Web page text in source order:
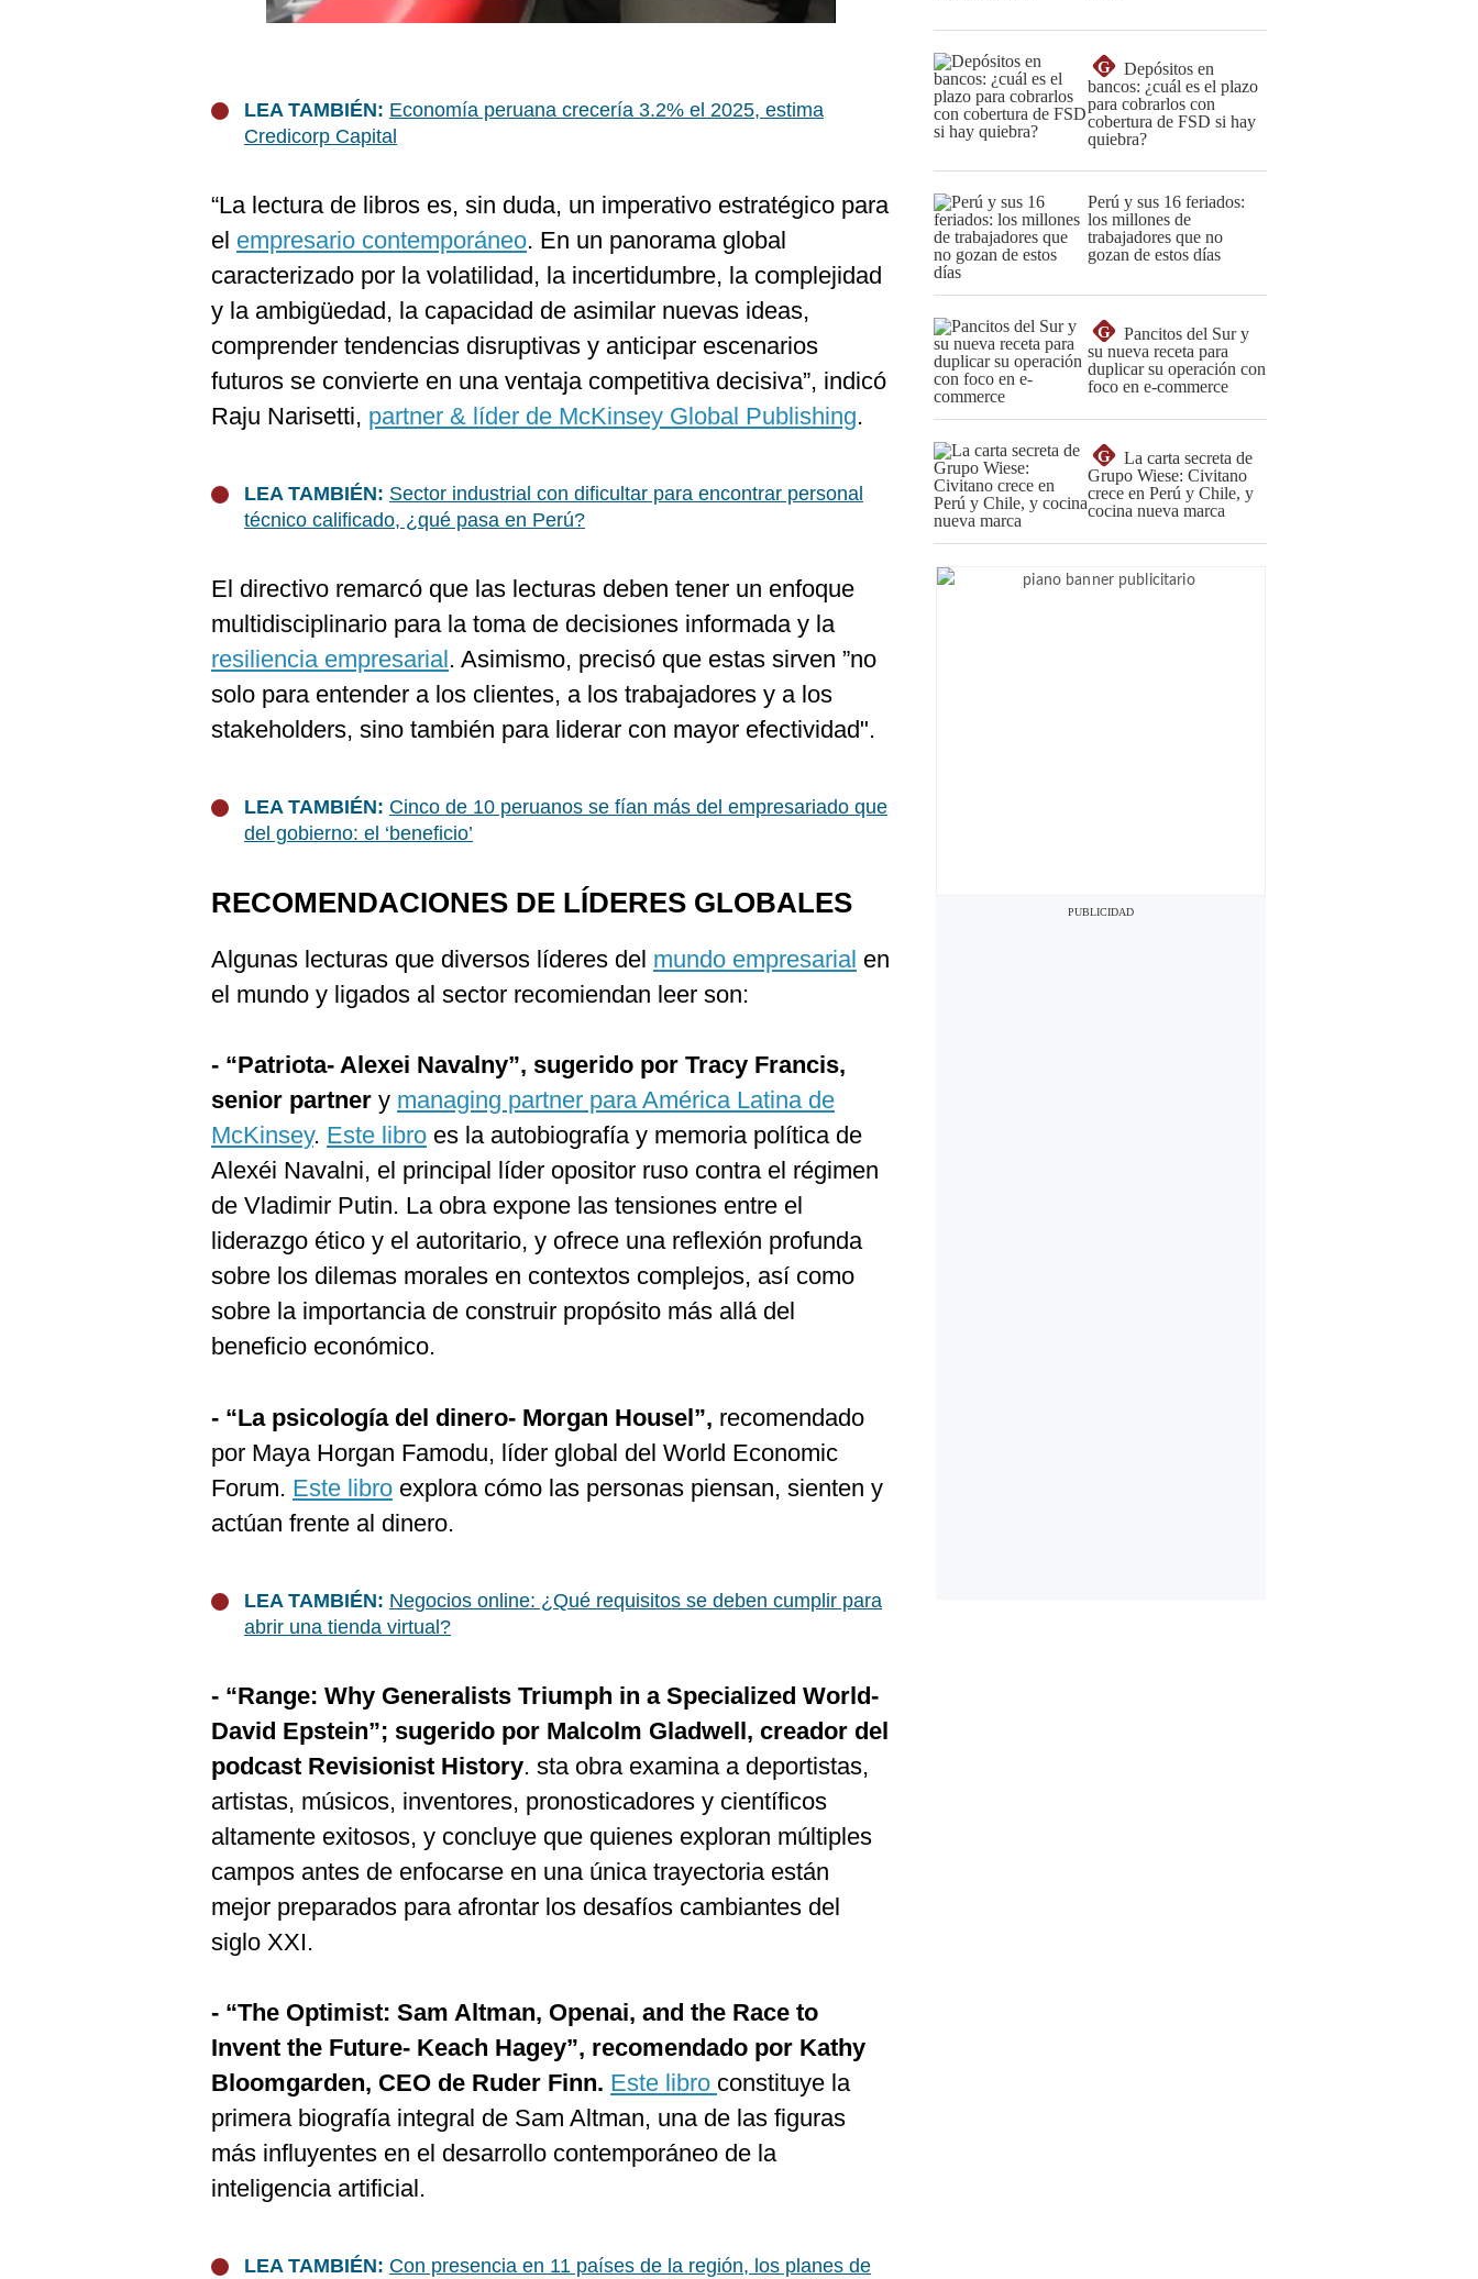
LEA TAMBIÉN: Economía peruana crecería 3.2% el 2025, estima
Credicorp Capital
“La lectura de libros es, sin duda, un imperativo estratégico para
el empresario contemporáneo. En un panorama global
caracterizado por la volatilidad, la incertidumbre, la complejidad
y la ambigüedad, la capacidad de asimilar nuevas ideas,
comprender tendencias disruptivas y anticipar escenarios
futuros se convierte en una ventaja competitiva decisiva”, indicó
Raju Narisetti, partner & líder de McKinsey Global Publishing.
LEA TAMBIÉN: Sector industrial con dificultar para encontrar personal
técnico calificado, ¿qué pasa en Perú?
El directivo remarcó que las lecturas deben tener un enfoque
multidisciplinario para la toma de decisiones informada y la
resiliencia empresarial. Asimismo, precisó que estas sirven ”no
solo para entender a los clientes, a los trabajadores y a los
stakeholders, sino también para liderar con mayor efectividad".
LEA TAMBIÉN: Cinco de 10 peruanos se fían más del empresariado que
del gobierno: el ‘beneficio’
RECOMENDACIONES DE LÍDERES GLOBALES
Algunas lecturas que diversos líderes del mundo empresarial en
el mundo y ligados al sector recomiendan leer son:
- “Patriota- Alexei Navalny”, sugerido por Tracy Francis,
senior partner y managing partner para América Latina de
McKinsey. Este libro es la autobiografía y memoria política de
Alexéi Navalni, el principal líder opositor ruso contra el régimen
de Vladimir Putin. La obra expone las tensiones entre el
liderazgo ético y el autoritario, y ofrece una reflexión profunda
sobre los dilemas morales en contextos complejos, así como
sobre la importancia de construir propósito más allá del
beneficio económico.
- “La psicología del dinero- Morgan Housel”, recomendado
por Maya Horgan Famodu, líder global del World Economic
Forum. Este libro explora cómo las personas piensan, sienten y
actúan frente al dinero.
LEA TAMBIÉN: Negocios online: ¿Qué requisitos se deben cumplir para
abrir una tienda virtual?
- “Range: Why Generalists Triumph in a Specialized World-
David Epstein”; sugerido por Malcolm Gladwell, creador del
podcast Revisionist History. sta obra examina a deportistas,
artistas, músicos, inventores, pronosticadores y científicos
altamente exitosos, y concluye que quienes exploran múltiples
campos antes de enfocarse en una única trayectoria están
mejor preparados para afrontar los desafíos cambiantes del
siglo XXI.
- “The Optimist: Sam Altman, Openai, and the Race to
Invent the Future- Keach Hagey”, recomendado por Kathy
Bloomgarden, CEO de Ruder Finn. Este libro constituye la
primera biografía integral de Sam Altman, una de las figuras
más influyentes en el desarrollo contemporáneo de la
inteligencia artificial.
LEA TAMBIÉN: Con presencia en 11 países de la región, los planes de
G
Depósitos en
bancos: ¿cuál es el plazo
para cobrarlos con
cobertura de FSD si hay
quiebra?
Perú y sus 16 feriados:
los millones de
trabajadores que no
gozan de estos días
G
Pancitos del Sur y
su nueva receta para
duplicar su operación con
foco en e-commerce
G
La carta secreta de
Grupo Wiese: Civitano
crece en Perú y Chile, y
cocina nueva marca